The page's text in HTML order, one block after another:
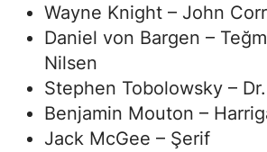
Wayne Knight – John
Daniel von Bargen –
Nilsen
Stephen Tobolowsky –
Benjamin Mouton –
Jack McGee – Şerif